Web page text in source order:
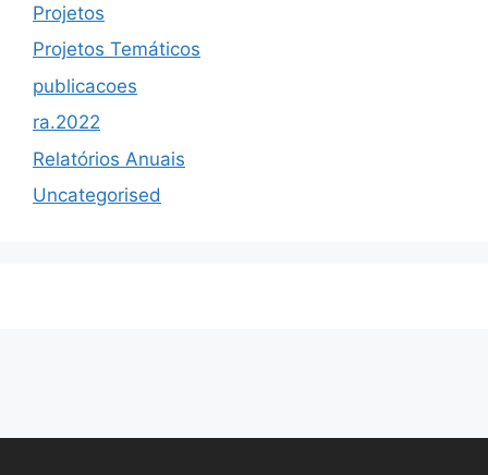
Projetos
Projetos Temáticos
publicacoes
ra.2022
Relatórios Anuais
Uncategorised